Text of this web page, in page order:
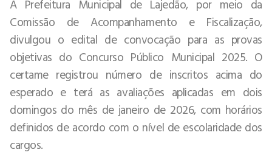
A Prefeitura Municipal de Lajedão, por meio da
Comissão de Acompanhamento e Fiscalização,
divulgou o edital de convocação para as provas
objetivas do Concurso Público Municipal 2025. O
certame registrou número de inscritos acima do
esperado e terá as avaliações aplicadas em dois
domingos do mês de janeiro de 2026, com horários
definidos de acordo com o nível de escolaridade dos
cargos.